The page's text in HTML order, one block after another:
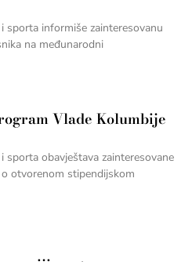
informiše zainteresovanu
na međunarodni
Vlade Kolumbije
obavještava zainteresovane
otvorenom stipendijskom